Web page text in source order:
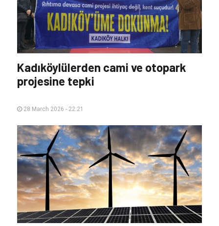
Kadıköylülerden cami ve otopark
projesine tepki
28 March 2026 - 22:21